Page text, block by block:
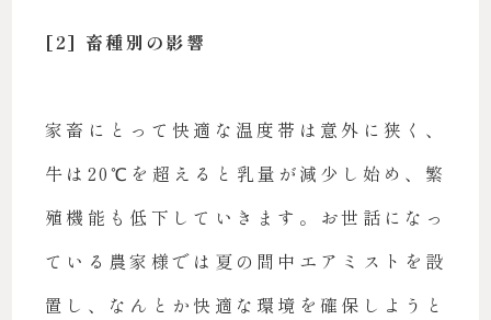
[2] 畜種別の影響
家畜にとって快適な温度帯は意外に狭く、
牛は20℃を超えると乳量が減少し始め、繁
殖機能も低下していきます。お世話になっ
ている農家様では夏の間中エアミストを設
置し、なんとか快適な環境を確保しようと